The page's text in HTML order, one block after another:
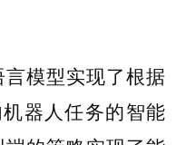
言模型实现了根据
器人任务的智能